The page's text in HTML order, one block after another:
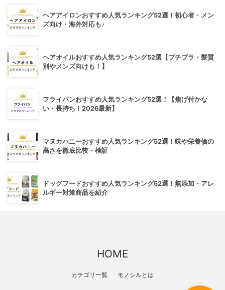
ヘアアイロンおすすめ人気ランキング52選！初心者・メン
ズ向け・海外対応も♪
ヘアオイルおすすめ人気ランキング52選【プチプラ・髪質
別やメンズ向けも！】
フライパンおすすめ人気ランキング52選！【焦げ付かな
い・長持ち！2026最新】
マヌカハニーおすすめ人気ランキング52選！味や栄養価の
高さを徹底比較・検証
ドッグフードおすすめ人気ランキング52選！無添加・アレ
ルギー対策商品を紹介
HOME
カテゴリ一覧 モノシルとは